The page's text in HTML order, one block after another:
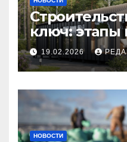
ключ: этапы
19.02.2026
НОВОСТИ